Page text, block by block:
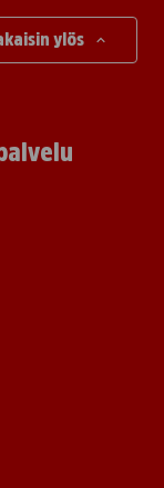
ylös